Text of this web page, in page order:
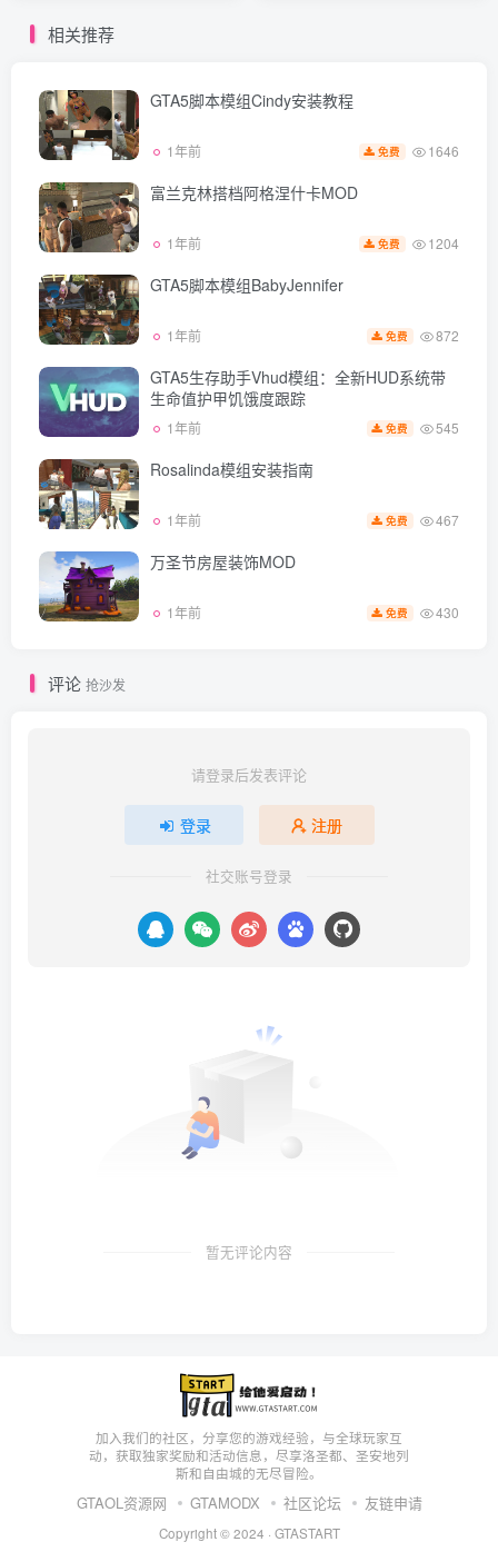
相关推荐
GTA5脚本模组Cindy安装教程
1年前 免费 1646
富兰克林搭档阿格涅什卡MOD
1年前 免费 1204
GTA5脚本模组BabyJennifer
1年前 免费 872
GTA5生存助手Vhud模组：全新HUD系统带
生命值护甲饥饿度跟踪
1年前 免费 545
Rosalinda模组安装指南
1年前 免费 467
万圣节房屋装饰MOD
1年前 免费 430
评论 抢沙发
请登录后发表评论
登录 注册
社交账号登录
暂无评论内容
加入我们的社区，分享您的游戏经验，与全球玩家互
动，获取独家奖励和活动信息，尽享洛圣都、圣安地列
斯和自由城的无尽冒险。
GTAOL资源网 GTAMODX 社区论坛 友链申请
Copyright © 2024 · GTASTART